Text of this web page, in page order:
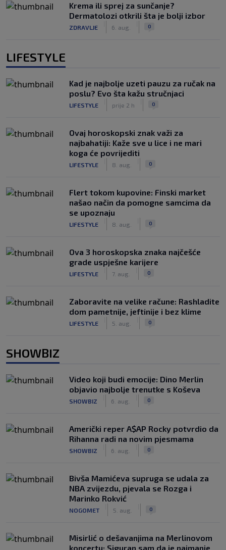
Krema ili sprej za sunčanje?
Dermatolozi otkrili šta je bolji izbor
ZDRAVLJE 6. aug. 0
LIFESTYLE
Kad je najbolje uzeti pauzu za ručak na
poslu? Evo šta kažu stručnjaci
LIFESTYLE prije 2 h 0
Ovaj horoskopski znak važi za
najbahatiji: Kaže sve u lice i ne mari
koga će povrijediti
LIFESTYLE 8. aug. 0
Flert tokom kupovine: Finski market
našao način da pomogne samcima da
se upoznaju
LIFESTYLE 8. aug. 0
Ova 3 horoskopska znaka najčešće
grade uspješne karijere
LIFESTYLE 7. aug. 0
Zaboravite na velike račune: Rashladite
dom pametnije, jeftinije i bez klime
LIFESTYLE 5. aug. 0
SHOWBIZ
Video koji budi emocije: Dino Merlin
objavio najbolje trenutke s Koševa
SHOWBIZ 6. aug. 0
Američki reper A$AP Rocky potvrdio da
Rihanna radi na novim pjesmama
SHOWBIZ 6. aug. 0
Bivša Mamićeva supruga se udala za
NBA zvijezdu, pjevala se Rozga i
Marinko Rokvić
NOGOMET 5. aug. 0
Misirlić o dešavanjima na Merlinovom
koncertu: Siguran sam da je najmanje